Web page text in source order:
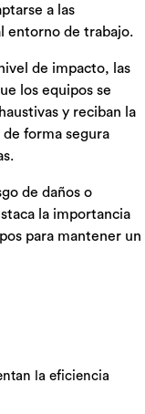
a las
entorno de trabajo.
de impacto, las
los equipos se
y reciban la
forma segura
de daños o
la importancia
para mantener un
la eficiencia